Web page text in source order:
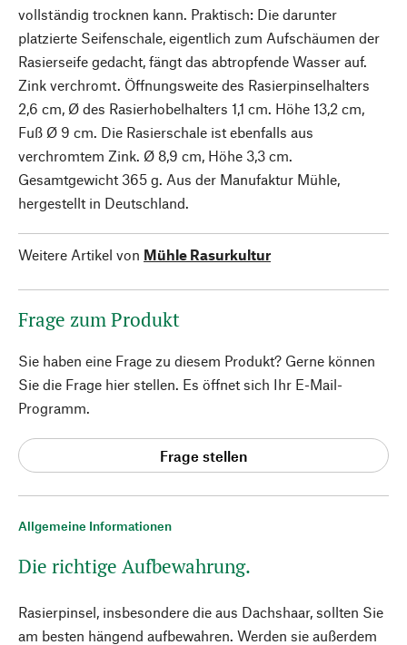
Allgemeine Informationen
Die richtige Aufbewahrung.
Rasierpinsel, insbesondere die aus Dachshaar, sollten Sie
am besten hängend aufbewahren. Werden sie außerdem
vollständig trocknen kann. Praktisch: Die darunter
platzierte Seifenschale, eigentlich zum Aufschäumen der
Rasierseife gedacht, fängt das abtropfende Wasser auf.
Zink verchromt. Öffnungsweite des Rasierpinselhalters
2,6 cm, Ø des Rasierhobelhalters 1,1 cm. Höhe 13,2 cm,
Fuß Ø 9 cm. Die Rasierschale ist ebenfalls aus
verchromtem Zink. Ø 8,9 cm, Höhe 3,3 cm.
Gesamtgewicht 365 g. Aus der Manufaktur Mühle,
hergestellt in Deutschland.
Weitere Artikel von Mühle Rasurkultur
Frage zum Produkt
Sie haben eine Frage zu diesem Produkt? Gerne können
Sie die Frage hier stellen. Es öffnet sich Ihr E-Mail-
Programm.
Frage stellen